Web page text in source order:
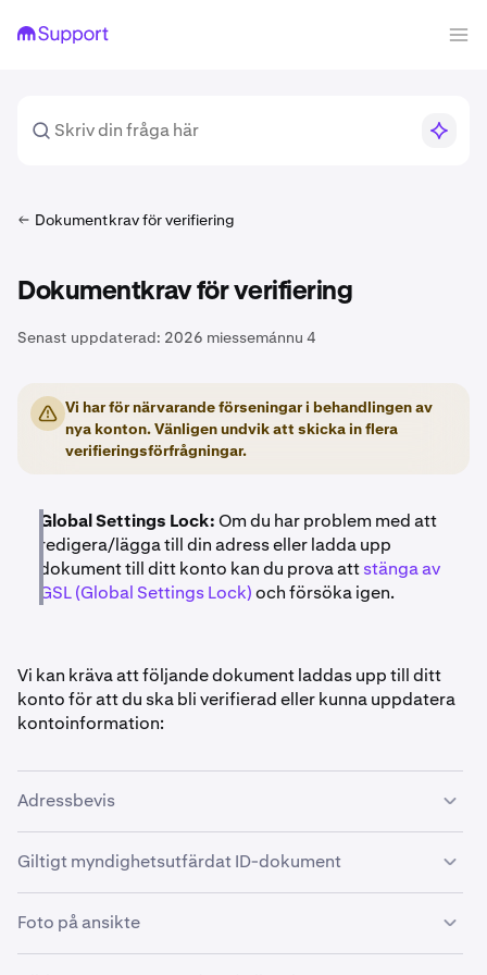
Dokumentkrav för verifiering
Dokumentkrav för verifiering
Senast uppdaterad: 2026 miessemánnu 4
Vi har för närvarande förseningar i behandlingen av
nya konton. Vänligen undvik att skicka in flera
verifieringsförfrågningar.
Global Settings Lock:Om du har problem med att
redigera/lägga till din adress eller ladda upp
dokument till ditt konto kan du prova attstänga av
GSL (Global Settings Lock)och försöka igen.
Vi kan kräva att följande dokument laddas upp till ditt
konto för att du ska bli verifierad eller kunna uppdatera
kontoinformation:
Adressbevis
Adressbevis måste innehålla ditt namn och din adress
samt vara daterade mindre än tre månader före
inlämningsdatumet. Vi accepterar INTE postbox-
adresser från något land.
Giltigt myndighetsutfärdat ID-dokument
Exempel på giltiga dokument:
Foto på ansikte